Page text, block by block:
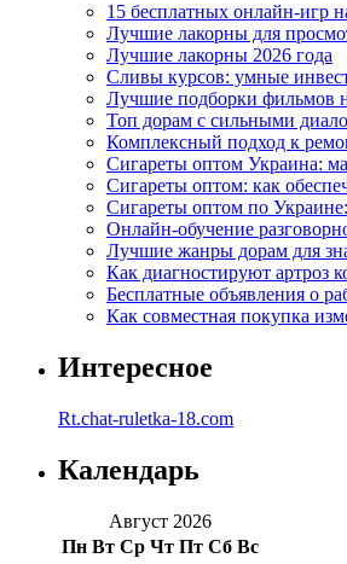
15 бесплатных онлайн-игр
Лучшие лакорны для
Лучшие лакорны 2026 года
Сливы курсов: умные
Лучшие подборки фильмов
Топ дорам с сильными
Комплексный подход к
Сигареты оптом Украина:
Сигареты оптом: как
Сигареты оптом по
Онлайн-обучение
Лучшие жанры дорам для
Как диагностируют артроз
Бесплатные объявления о
Как совместная покупка
Интересное
Rt.chat-ruletka-18.com
Календарь
Август 2026
Пн Вт Ср Чт Пт Сб Вс